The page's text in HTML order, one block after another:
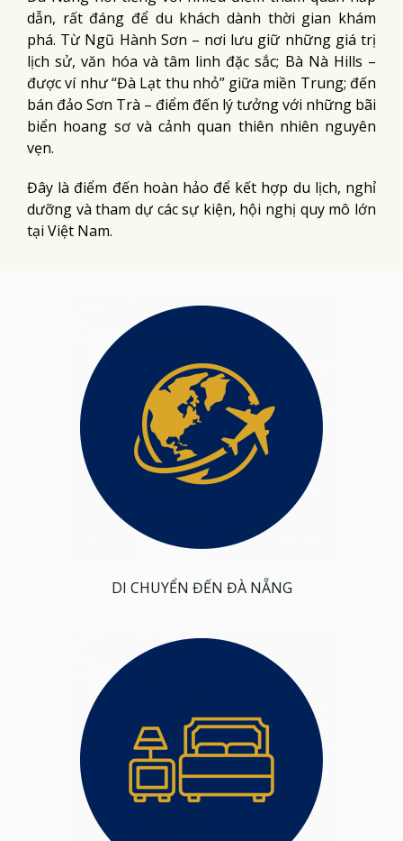
dẫn, rất đáng để du khách dành thời gian khám
phá. Từ Ngũ Hành Sơn – nơi lưu giữ những giá trị
lịch sử, văn hóa và tâm linh đặc sắc; Bà Nà Hills –
được ví như “Đà Lạt thu nhỏ” giữa miền Trung; đến
bán đảo Sơn Trà – điểm đến lý tưởng với những bãi
biển hoang sơ và cảnh quan thiên nhiên nguyên
vẹn.
Đây là điểm đến hoàn hảo để kết hợp du lịch, nghỉ
dưỡng và tham dự các sự kiện, hội nghị quy mô lớn
tại Việt Nam.
DI CHUYỂN ĐẾN ĐÀ NẴNG